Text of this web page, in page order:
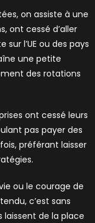
on assiste à une
ont cessé d’aller
l’UE ou des pays
une petite
des rotations
ont cessé leurs
pas payer des
préférant laisser
ou le courage de
c’est sans
de la place